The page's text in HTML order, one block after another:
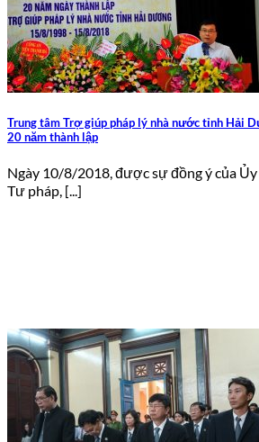
Trung tâm Trợ giúp pháp lý nhà nước tỉnh Hải
20 năm thành lập
Ngày 10/8/2018, được sự đồng ý của
Tư pháp, [...]